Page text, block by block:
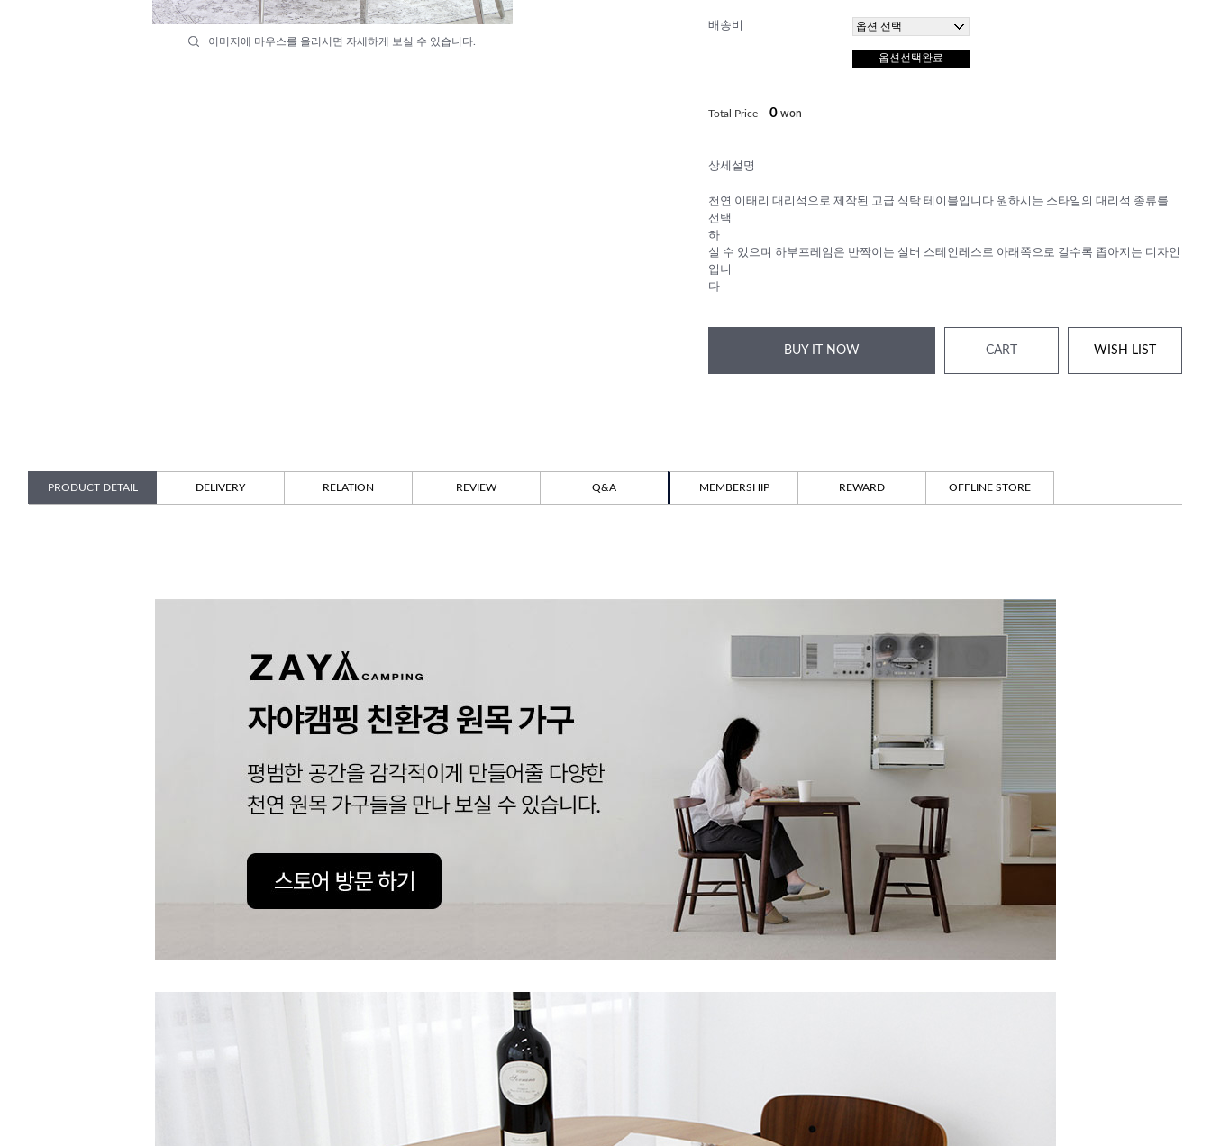
이미지에 마우스를 올리시면 자세하게 보실 수 있습니다.
배송비
옵션선택완료
Total Price 0 won
상세설명
천연 이태리 대리석으로 제작된 고급 식탁 테이블입니다 원하시는 스타일의 대리석 종류를
선택
하
실 수 있으며 하부프레임은 반짝이는 실버 스테인레스로 아래쪽으로 갈수록 좁아지는 디자인
입니
다
BUY IT NOW CART WISH LIST
PRODUCT DETAIL DELIVERY RELATION REVIEW Q&A MEMBERSHIP REWARD OFFLINE STORE